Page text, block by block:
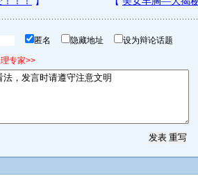
匿名 隐藏地址 设为辩论话题
专家>>